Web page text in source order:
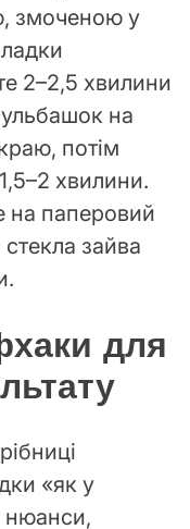
змоченою у
2–2,5 хвилини
на
потім
хвилини.
на паперовий
зайва
для
«як у
нюанси,